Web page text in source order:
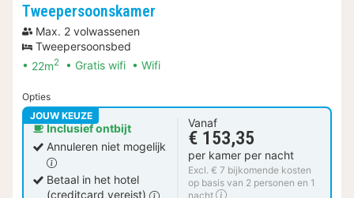
Tweepersoonskamer
Max. 2 volwassenen
Tweepersoonsbed
22m2 Gratis wifi Wifi
Opties
JOUW KEUZE
Inclusief ontbijt
Annuleren niet mogelijk
Betaal in het hotel
(creditcard vereist)
Vanaf
€ 153,35
per kamer per nacht
Excl. € 7 bijkomende kosten
op basis van 2 personen en 1
nacht